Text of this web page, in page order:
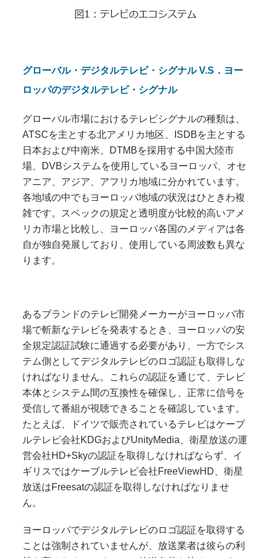
図1：テレビのエコシステム
グローバル・デジタルテレビ・シグナルV.S ．ヨー
ロッパのデジタルテレビ・シグナル
グローバル市場におけるテレビシグナルの種類は、
ATSCを主とする北アメリカ地区、 ISDBを主とする
日本および中南米、 DTMBを採用する中国大陸市
場、 DVBシステムを使用しているヨーロッパ、オセ
アニア、アジア、アフリカ地域に分かれています。
各地域の中でもヨーロッパ地域の状況はひときわ複
雑です。スペックの規定と透明度が比較的高いアメ
リカ市場と比較し、ヨーロッパ各国のメディアは各
自が独自発展しており、使用している周波数も異な
ります。
あるブランドのテレビ開発メーカーがヨーロッパ市
場で斬新なテレビを発表するとき、ヨーロッパの安
全規定認証試験に通過する必要があり、一方でシス
テム側としてデジタルテレビのロゴ認証も取得しな
ければなりません。これらの認証を通じて、テレビ
本体とシステム間の互換性を確保し、正常に信号を
受信して番組が視聴できることを確認しています。
たとえば、ドイツで販売されているテレビはケーブ
ルテレビ会社KDGおよびUnityMedia 、衛星放送の運
営会社HD+Skyの認証を取得しなければならず、イ
ギリスではケーブルテレビ会社FreeViewHD 、衛星
放送はFreesatの認証を取得しなければなりませ
ん。
ヨーロッパでデジタルテレビのロゴ認証を取得する
ことは強制されていませんが、放送業者は彼らの利